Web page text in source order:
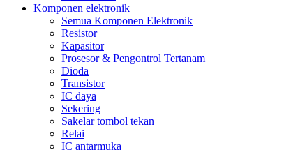
Komponen elektronik
Semua Komponen Elektronik
Resistor
Kapasitor
Prosesor & Pengontrol Tertanam
Dioda
Transistor
IC daya
Sekering
Sakelar tombol tekan
Relai
IC antarmuka